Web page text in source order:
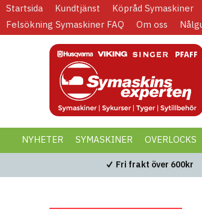
Startsida Kundtjänst Köpråd Symaskiner
Felsökning Symaskiner FAQ
Om oss
NYHETER SYMASKINER OVERLOCKS
BLACK WEEKFri frakt över 600kr